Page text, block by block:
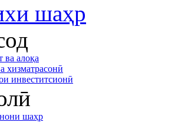
шаҳр
ва алоқа
хизматрасонӣ
инвеститсионӣ
шаҳр